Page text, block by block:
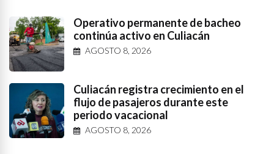
Operativo permanente de bacheo
continúa activo en Culiacán
AGOSTO 8, 2026
Culiacán registra crecimiento en el
flujo de pasajeros durante este
periodo vacacional
AGOSTO 8, 2026